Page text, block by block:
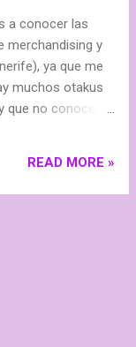
Kareshi
Kimi to Aruku
Dokomademo
Star-like
Watashi ga
a conocer las
merchandising y
ya que me
muchos otakus
que no conocen
que ese úlitmo
entendido
READ MORE »